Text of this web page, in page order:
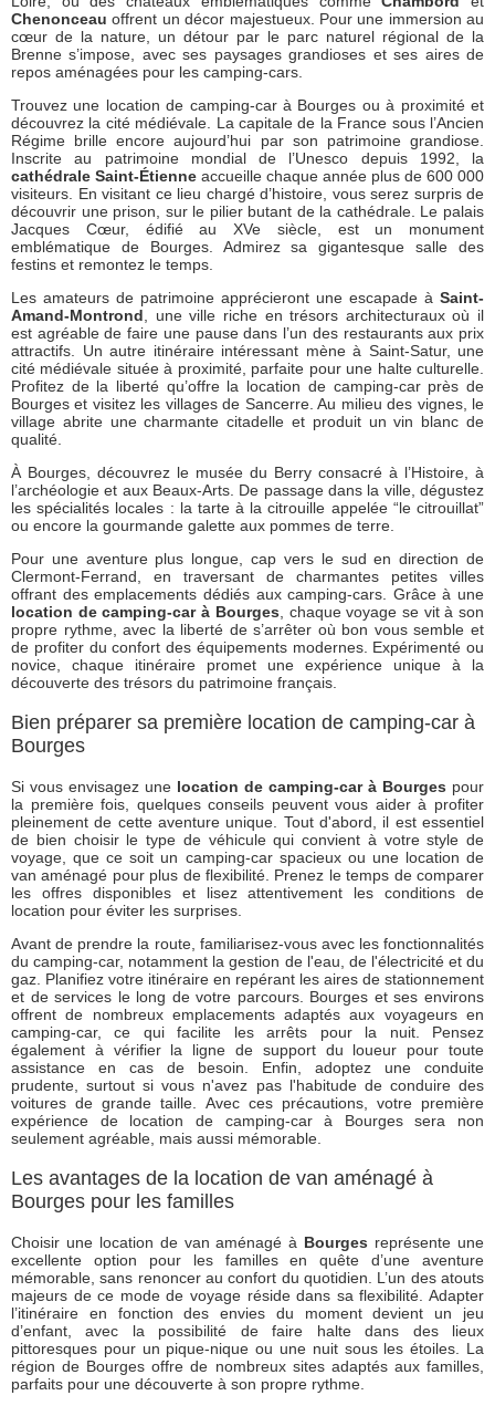
Chenonceauoffrent un décor majestueux. Pour une immersion au
cœur de la nature, un détour par le parc naturel régional de la
Brenne s’impose, avec ses paysages grandioses et ses aires de
repos aménagées pour les camping-cars.
Trouvez une location de camping-car à Bourges ou à proximité et
découvrez la cité médiévale. La capitale de la France sous l’Ancien
Régime brille encore aujourd’hui par son patrimoine grandiose.
Inscrite au patrimoine mondial de l’Unesco depuis 1992, la
cathédrale Saint-Étienne accueille chaque année plus de 600 000
visiteurs. En visitant ce lieu chargé d’histoire, vous serez surpris de
découvrir une prison, sur le pilier butant de la cathédrale. Le palais
Jacques Cœur, édifié au XVe siècle, est un monument
emblématique de Bourges. Admirez sa gigantesque salle des
festins et remontez le temps.
Les amateurs de patrimoine apprécieront une escapade à Saint-
Amand-Montrond , une ville riche en trésors architecturaux où il
est agréable de faire une pause dans l’un des restaurants aux prix
attractifs. Un autre itinéraire intéressant mène à Saint-Satur, une
cité médiévale située à proximité, parfaite pour une halte culturelle.
Profitez de la liberté qu’offre la location de camping-car près de
Bourges et visitez les villages de Sancerre. Au milieu des vignes, le
village abrite une charmante citadelle et produit un vin blanc de
qualité.
À Bourges, découvrez le musée du Berry consacré à l’Histoire, à
l’archéologie et aux Beaux-Arts. De passage dans la ville, dégustez
les spécialités locales : la tarte à la citrouille appelée “le citrouillat”
ou encore la gourmande galette aux pommes de terre.
Pour une aventure plus longue, cap vers le sud en direction de
Clermont-Ferrand, en traversant de charmantes petites villes
offrant des emplacements dédiés aux camping-cars. Grâce à une
location de camping-car à Bourges , chaque voyage se vit à son
propre rythme, avec la liberté de s’arrêter où bon vous semble et
de profiter du confort des équipements modernes. Expérimenté ou
novice, chaque itinéraire promet une expérience unique à la
découverte des trésors du patrimoine français.
Bien préparer sa première location de camping-car à
Bourges
Si vous envisagez une location de camping-car à Bourges pour
la première fois, quelques conseils peuvent vous aider à profiter
pleinement de cette aventure unique. Tout d'abord, il est essentiel
de bien choisir le type de véhicule qui convient à votre style de
voyage, que ce soit un camping-car spacieux ou une location de
van aménagé pour plus de flexibilité. Prenez le temps de comparer
les offres disponibles et lisez attentivement les conditions de
location pour éviter les surprises.
Avant de prendre la route, familiarisez-vous avec les fonctionnalités
du camping-car, notamment la gestion de l'eau, de l'électricité et du
gaz. Planifiez votre itinéraire en repérant les aires de stationnement
et de services le long de votre parcours. Bourges et ses environs
offrent de nombreux emplacements adaptés aux voyageurs en
camping-car, ce qui facilite les arrêts pour la nuit. Pensez
également à vérifier la ligne de support du loueur pour toute
assistance en cas de besoin. Enfin, adoptez une conduite
prudente, surtout si vous n'avez pas l'habitude de conduire des
voitures de grande taille. Avec ces précautions, votre première
expérience de location de camping-car à Bourges sera non
seulement agréable, mais aussi mémorable.
Les avantages de la location de van aménagé à
Bourges pour les familles
Choisir une location de van aménagé à Bourges représente une
excellente option pour les familles en quête d’une aventure
mémorable, sans renoncer au confort du quotidien. L’un des atouts
majeurs de ce mode de voyage réside dans sa flexibilité. Adapter
l’itinéraire en fonction des envies du moment devient un jeu
d’enfant, avec la possibilité de faire halte dans des lieux
pittoresques pour un pique-nique ou une nuit sous les étoiles. La
région de Bourges offre de nombreux sites adaptés aux familles,
parfaits pour une découverte à son propre rythme.